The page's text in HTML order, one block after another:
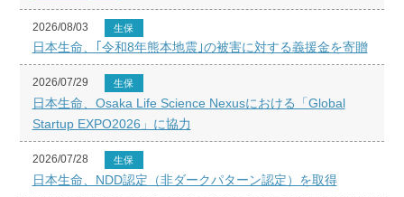
2026/08/03 生保
日本生命、｢令和8年熊本地震｣の被害に対する義援金を寄贈
2026/07/29 生保
日本生命、Osaka Life Science Nexusにおける「Global
Startup EXPO2026」に協力
2026/07/28 生保
日本生命、NDD認定（非ダークパターン認定）を取得